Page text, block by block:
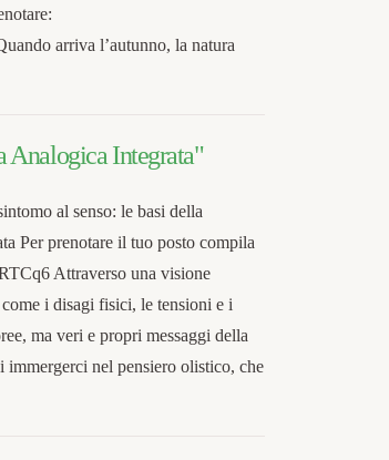
arriva l’autunno, la natura
Analogica Integrata"
al senso: le basi della
Per prenotare il tuo posto compila
Attraverso una visione
i disagi fisici, le tensioni e i
ma veri e propri messaggi della
nel pensiero olistico, che